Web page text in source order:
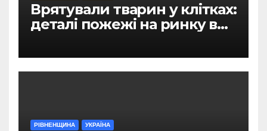
Врятували тварин у клітках:
деталі пожежі на ринку в
РІВНЕНЩИНА УКРАЇНА